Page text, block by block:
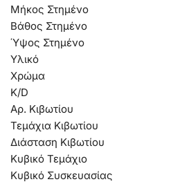
Μήκος Στημένο
Βάθος Στημένο
Ύψος Στημένο
Υλικό
Χρώμα
K/D
Αρ. Κιβωτίου
Τεμάχια Κιβωτίου
Διάσταση Κιβωτίου
Κυβικό Τεμάχιο
Κυβικό Συσκευασίας